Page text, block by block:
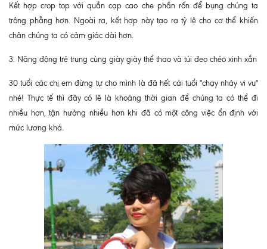
Kết hợp crop top với quần cạp cao che phần rốn để bụng chúng ta
trông phẳng hơn. Ngoài ra, kết hợp này tạo ra tỷ lệ cho cơ thể khiến
chân chúng ta có cảm giác dài hơn.
3. Năng động trẻ trung cùng giày giày thể thao và túi đeo chéo xinh xắn
30 tuổi các chị em đừng tự cho mình là đã hết cái tuổi "chạy nhảy vi vu"
nhé! Thực tế thì đây có lẽ là khoảng thời gian để chúng ta có thể đi
nhiều hơn, tận hưởng nhiều hơn khi đã có một công việc ổn định với
mức lương khá.